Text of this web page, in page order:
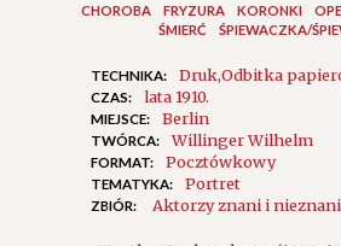
CHOROBA FRYZURA KORONKI
ŚMIERĆ
ŚPIEWACZKA/
TECHNIKA: DrukOdbitka
CZAS: lata 1910.
MIEJSCE: Berlin
TWÓRCA: Willinger Wilhelm
FORMAT: Pocztówkowy
TEMATYKA: Portret
ZBIÓR: Aktorzy znani i nieznani